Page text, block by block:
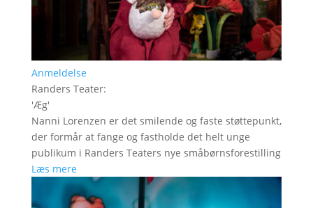
Anmeldelse
Randers Teater:
'Æg'
Nanni Lorenzen er det smilende og faste støttepunkt,
der formår at fange og fastholde det helt unge
publikum i Randers Teaters nye småbørnsforestilling
Læs mere